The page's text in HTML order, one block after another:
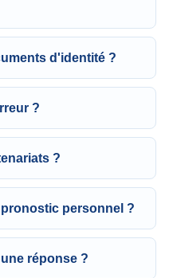
d'identité ?
?
?
personnel ?
réponse ?